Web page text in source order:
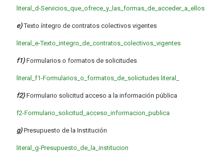
literal_d-Servicios_que_ofrece_y_las_formas_de_acceder_a_ellos
e)Texto íntegro de contratos colectivos vigentes
literal_e-Texto_integro_de_contratos_colectivos_vigentes
f1)Formularios o formatos de solicitudes
literal_f1-Formularios_o_formatos_de_solicitudes literal_
f2)Formulario solicitud acceso a la información pública
f2-Formulario_solicitud_acceso_informacion_publica
g) Presupuesto de la Institución
literal_g-Presupuesto_de_la_institucion